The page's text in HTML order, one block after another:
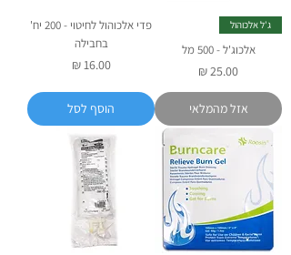
ג'ל אלכוהול
אלכוג'ל - 500 מל
מחיר
אזל מהמלאי
פדי אלכוהול לחיטוי - 200 יח'
בחבילה
מחיר‏16.00 ‏₪
הוסף לסל